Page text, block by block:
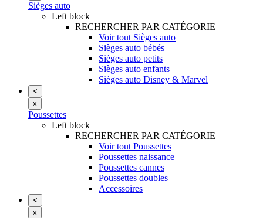
Sièges auto
Left block
RECHERCHER PAR CATÉGORIE
Voir tout Sièges auto
Sièges auto bébés
Sièges auto petits
Sièges auto enfants
Sièges auto Disney & Marvel
<
x
Poussettes
Left block
RECHERCHER PAR CATÉGORIE
Voir tout Poussettes
Poussettes naissance
Poussettes cannes
Poussettes doubles
Accessoires
<
x